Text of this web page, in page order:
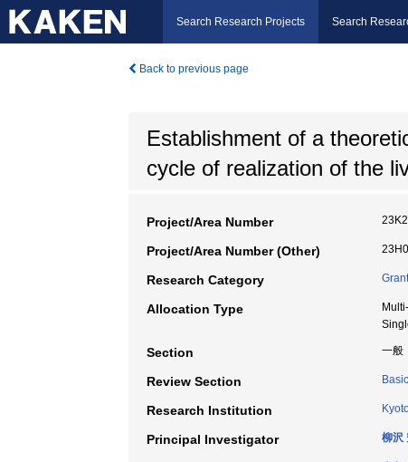
Search Research Projects Search
Back to previous page
Establishment of a
cycle of realization of the
Project/Area Number
Project/Area Number (Other)
Research Category
Allocation Type
Section 一般
Review Section
Research Institution
Principal Investigator 柳沢